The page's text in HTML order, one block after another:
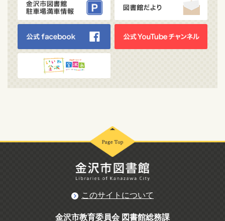
このサイトについて
金沢市教育委員会 図書館総務課